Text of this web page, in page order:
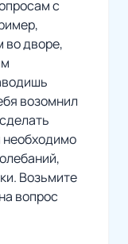
с
во дворе,
возомнил
необходимо
Возьмите
вопрос